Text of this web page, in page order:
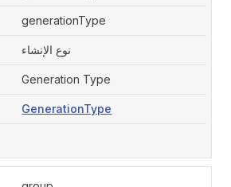
generationType
نوع الإنشاء
Generation Type
GenerationType